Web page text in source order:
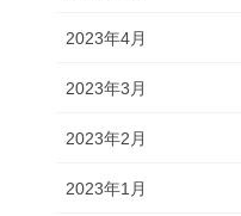
2023年4月
2023年3月
2023年2月
2023年1月